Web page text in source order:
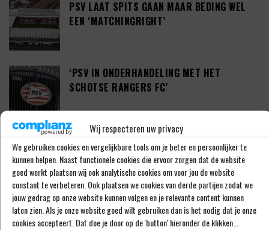
Wij respecteren uw privacy
We gebruiken cookies en vergelijkbare tools om je beter en persoonlijker te
kunnen helpen. Naast functionele cookies die ervoor zorgen dat de website
goed werkt plaatsen wij ook analytische cookies om voor jou de website
constant te verbeteren. Ook plaatsen we cookies van derde partijen zodat we
jouw gedrag op onze website kunnen volgen en je relevante content kunnen
laten zien. Als je onze website goed wilt gebruiken dan is het nodig dat je onze
cookies accepteert. Dat doe je door op de 'button' hieronder de klikken...
PSV LAAT SPITS GAAN MAAR BEDING WEL
EEN ‘MATCHINGRIGHT’
‘PSV IN ONDERHANDELING MET HET
SCHOTSE RANGERS FC’
‘PSV WIL ZICH GAAN VERSTERKEN MET 29-
JARIGE ADAMA CAMARA’
JOEL DROMMEL (29) TEKENT VOOR VIER
JAAR BIJ FC TWENTE